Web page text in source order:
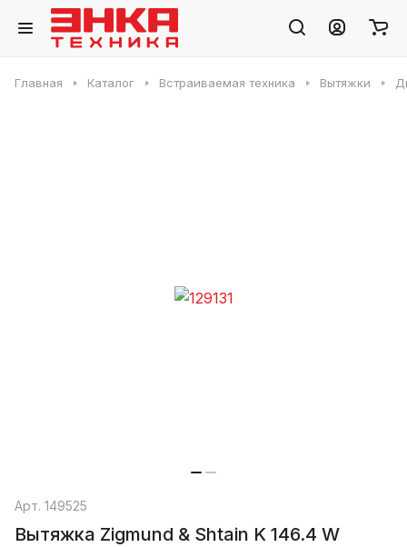
Главная Каталог Встраиваемая техника Вытяжки
Арт. 149525
Вытяжка Zigmund & Shtain K 146.4 W